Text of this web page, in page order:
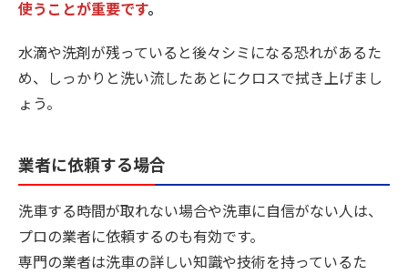
使うことが重要です。
水滴や洗剤が残っていると後々シミになる恐れがあるた
め、しっかりと洗い流したあとにクロスで拭き上げまし
ょう。
業者に依頼する場合
洗車する時間が取れない場合や洗車に自信がない人は、
プロの業者に依頼するのも有効です。
専門の業者は洗車の詳しい知識や技術を持っているた